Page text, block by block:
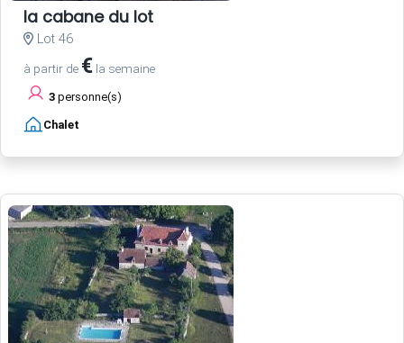
la cabane du lot
Lot 46
à partir de € la semaine
3 personne(s)
Chalet